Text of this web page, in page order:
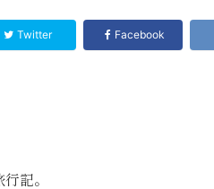
Twitter Facebook
記。